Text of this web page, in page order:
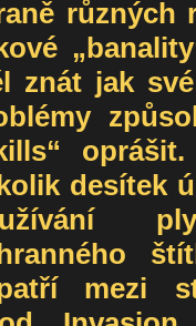
různých
znát jak
desítek
mezi